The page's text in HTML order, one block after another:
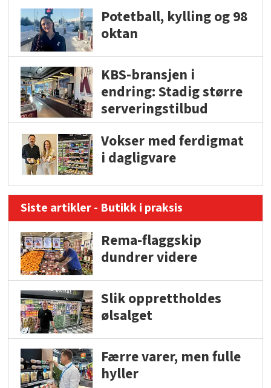
Potetball, kylling og 98
oktan
KBS-bransjen i
endring: Stadig større
serveringstilbud
Vokser med ferdigmat
i dagligvare
Siste artikler - Butikk i praksis
Rema-flaggskip
dundrer videre
Slik opprettholdes
ølsalget
Færre varer, men fulle
hyller